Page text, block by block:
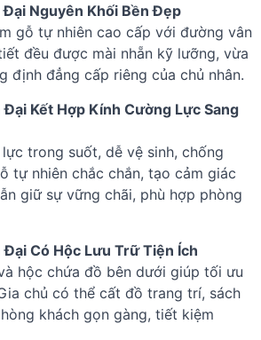
Đại Nguyên Khối Bền Đẹp
gỗ tự nhiên cao cấp với đường vân
đều được mài nhẵn kỹ lưỡng, vừa
định đẳng cấp riêng của chủ nhân.
Đại Kết Hợp Kính Cường Lực Sang
trong suốt, dễ vệ sinh, chống
tự nhiên chắc chắn, tạo cảm giác
giữ sự vững chãi, phù hợp phòng
Đại Có Hộc Lưu Trữ Tiện Ích
hộc chứa đồ bên dưới giúp tối ưu
chủ có thể cất đồ trang trí, sách
khách gọn gàng, tiết kiệm